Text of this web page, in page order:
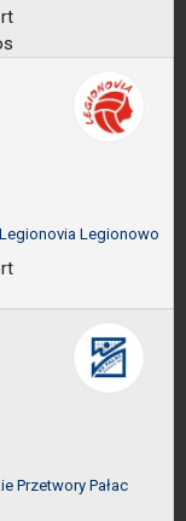
Legionovia Legionowo
Przetwory Pałac